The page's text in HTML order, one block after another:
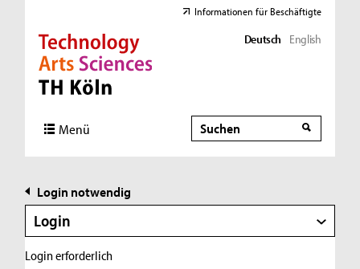
Direkt zur Hauptnavigation
Direkt zur Subnavigation
Direkt zum Inhalt
Direkt zum Fußbereich
Informationen für Beschäftigte
Deutsch English
Menü Suche
Suche
Login notwendig
Login
Login erforderlich